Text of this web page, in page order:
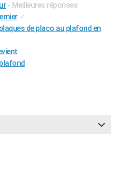
- Meilleures réponses
✓
de placo au plafond en